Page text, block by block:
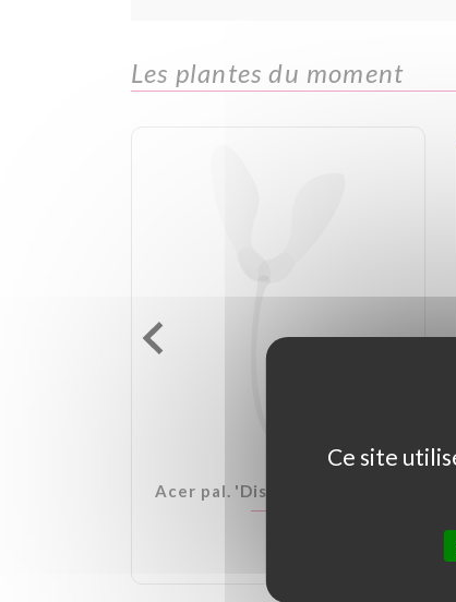
Les plantes du moment
Acer pal. 'Dissectum Garnet'
Ce site